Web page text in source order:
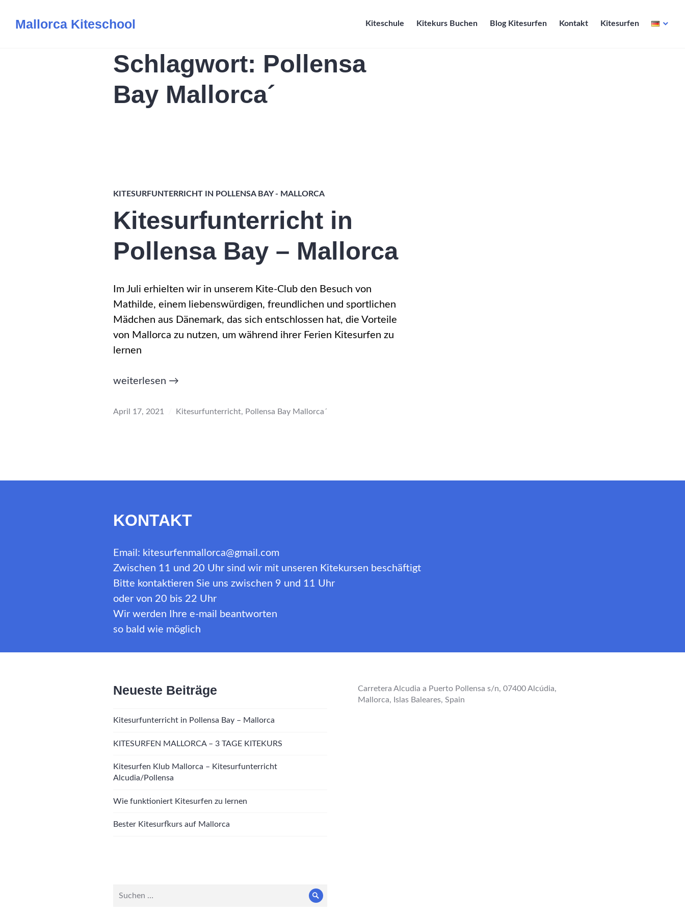
InhaltMallorca Kiteschool Kiteschule Kitekurs Buchen Blog Kitesurfen Kontakt Kitesurfen
Schlagwort: Pollensa
Bay Mallorca´
KITESURFUNTERRICHT IN POLLENSA BAY - MALLORCA
Kitesurfunterricht in
Pollensa Bay – Mallorca
Im Juli erhielten wir in unserem Kite-Club den Besuch von
Mathilde, einem liebenswürdigen, freundlichen und sportlichen
Mädchen aus Dänemark, das sich entschlossen hat, die Vorteile
von Mallorca zu nutzen, um während ihrer Ferien Kitesurfen zu
lernen
„Kitesurfunterricht
Pollensa
weiterlesen →
April 17, 2021 Kitesurfunterricht, Pollensa Bay Mallorca´
KONTAKT
Email: kitesurfenmallorca@gmail.com
Zwischen 11 und 20 Uhr sind wir mit unseren Kitekursen beschäftigt
Bitte kontaktieren Sie uns zwischen 9 und 11 Uhr
oder von 20 bis 22 Uhr
Wir werden Ihre e-mail beantworten
so bald wie möglich
Neueste Beiträge
Kitesurfunterricht in Pollensa Bay – Mallorca
KITESURFEN MALLORCA – 3 TAGE KITEKURS
Kitesurfen Klub Mallorca – Kitesurfunterricht
Alcudia/Pollensa
Wie funktioniert Kitesurfen zu lernen
Bester Kitesurfkurs auf Mallorca
Carretera Alcudia a Puerto Pollensa s/n, 07400 Alcúdia,
Mallorca, Islas Baleares, Spain
nach:
Suche